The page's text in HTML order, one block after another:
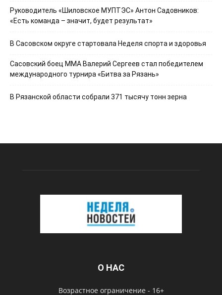
Руководитель «Шиловское МУПТЭС» Антон Садовников:
«Есть команда – значит, будет результат»
В Сасовском округе стартовала Неделя спорта и здоровья
Сасовский боец ММА Валерий Сергеев стал победителем
международного турнира «Битва за Рязань»
В Рязанской области собрали 371 тысячу тонн зерна
О НАС
Возрастное ограничение - 16+